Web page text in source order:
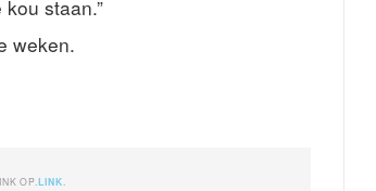
staan.”
weken.
OP.LINK